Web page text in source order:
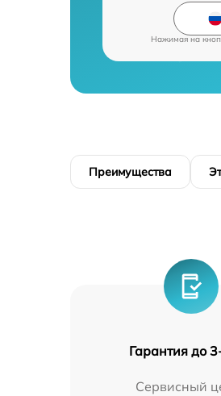
Нажимая на
Преимущества
Гарантия до
Сервисный